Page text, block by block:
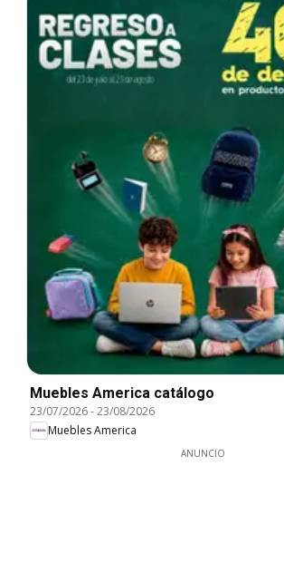
Muebles America catálogo
23/07/2026-23/08/2026
Muebles America
ANUNCIO